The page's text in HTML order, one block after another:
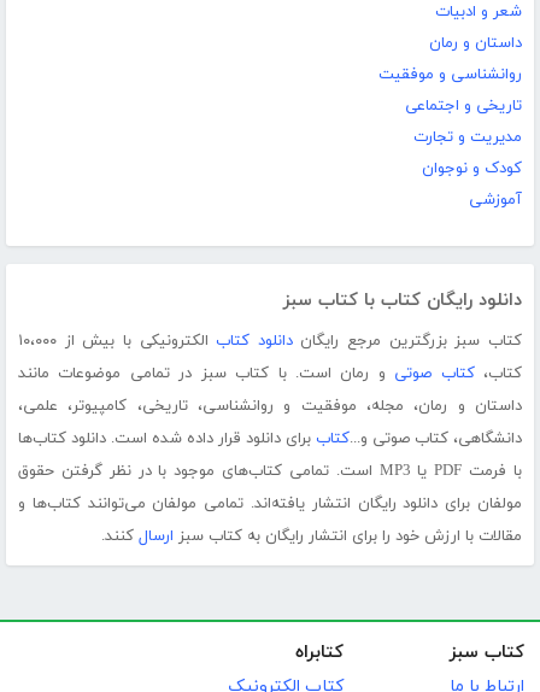
شعر و ادبیات
داستان و رمان
روانشناسی و موفقیت
تاریخی و اجتماعی
مدیریت و تجارت
کودک و نوجوان
آموزشی
دانلود رایگان کتاب با کتاب سبز
کتاب سبز بزرگترین مرجع رایگاندانلود کتاب
الکترونیکی با بیش از ۱۰،۰۰۰
کتاب،کتاب صوتی و رمان است. با کتاب سبز در تمامی موضوعات مانند
داستان و رمان، مجله، موفقیت و روانشناسی، تاریخی، کامپیوتر، علمی،
دانشگاهی، کتاب صوتی و...کتاب برای دانلود قرار داده شده است. دانلود کتاب‌ها
با فرمت PDF یا MP3 است. تمامی کتاب‌های موجود با در نظر گرفتن حقوق
مولفان برای دانلود رایگان انتشار یافته‌اند. تمامی مولفان می‌توانند کتاب‌ها و
مقالات با ارزش خود را برای انتشار رایگان به کتاب سبز ارسال کنند.
کتاب سبز
ارتباط با ما
کتابراه
کتاب الکترونیک